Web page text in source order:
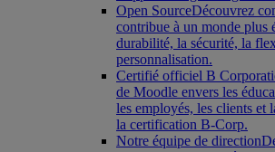
Open SourceDécouvrez
contribue à un monde plus
durabilité, la sécurité, la
personnalisation.
Certifié officiel B
de Moodle envers les
les employés, les clients et
la certification B-Corp.
Notre équipe de direction